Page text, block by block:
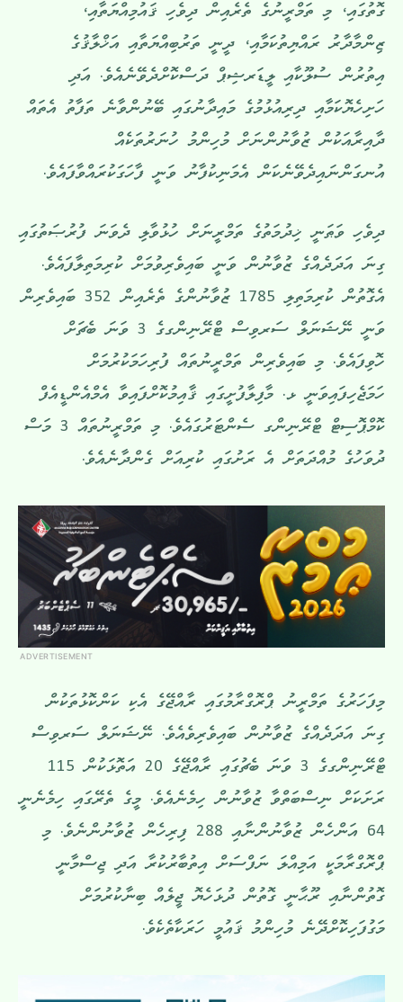
ގޮތުގައި، މި ތަމްރީނުގެ ތެރެއިން ދިވެހި ޤައުމިއްޔަތާއި،
ޒިންމާދާރު ރައްޔިތުކަމާއި، ދީނީ ތަރުބިއްޔަތާއި އަޚްލާޤުގެ
އިތުރުން ސުލޫކާއި ލީޑަރޝިޕް ދަސްކޮށްދެވޭނެއެވެ. އަދި
ހަށިހެޔޮކަމާއި ދިރިއުޅުމުގެ މައިދާނުގައި ބޭނުންވާނެ ތަފާތު އެތައް
ދާއިރާއަކުން ޒުވާނުންނަށް މުހިންމު ހުނަރުތަކެއް
އުނގަންނައިދެވޭނެކަން އެމަނިކުފާނު ވަނީ ފާހަގަކުރައްވާފައެވެ.
ދިވެހި ވަޠަނީ ޚިދުމަތުގެ ތަމްރީނަށް ހުޅުވާލި ދެވަނަ ފުރުޞަތުގައި
ގިނަ އަދަދެއްގެ ޒުވާނުން ވަނީ ބައިވެރިވުމަށް ކުރިމަތިލާފައެވެ.
އެގޮތުން ކުރިމަތިލި 1785 ޒުވާނުންގެ ތެރެއިން 352 ބައިވެރިން
ވަނީ ނޭޝަނަލް ސަރވިސް ޓްރޭނިންގގެ 3 ވަނަ ބެޗަށް
ހޮވިފައެވެ. މި ބައިވެރިން ތަމްރީނުތައް ފުރިހަމަކުރުމަށް
ހަމަޖެހިފައިވަނީ ޅ. މާފިލާފުށީގައި ޤާއިމުކޮށްފައިވާ އެމްއެންޑީއެފް
ކޮމްޕޮސިޓް ޓްރޭނިންގ ސެންޓަރުގައެވެ. މި ތަމްރީނުތައް 3 މަސް
ދުވަހުގެ މުއްދަތަށް އެ ރަށުގައި ކުރިއަށް ގެންދާނެއެވެ.
ADVERTISEMENT
މިފަހަރުގެ ތަމްރީނު ޕްރޮގްރާމުގައި ރާއްޖޭގެ އެކި ކަންކޮޅުތަކުން
ގިނަ އަދަދެއްގެ ޒުވާނުން ބައިވެރިވެއެވެ. ނޭޝަނަލް ސަރވިސް
ޓްރޭނިންގގެ 3 ވަނަ ބެޗުގައި ރާއްޖޭގެ 20 އަތޮޅަކުން 115
ރަށަކަށް ނިސްބަތްވާ ޒުވާނުން ހިމެނެއެވެ. މީގެ ތެރޭގައި ހިމެނެނީ
64 އަންހެން ޒުވާނުންނާއި 288 ފިރިހެން ޒުވާނުންނެވެ. މި
ޕްރޮގްރާމަކީ އަމިއްލަ ނަފްސަށް އިތުބާރުކުރާ އަދި ޖިސްމާނީ
ގޮތުންނާއި ރޫޙާނީ ގޮތުން ދުޅަހެޔޮ ޖީލެއް ބިނާކުރުމަށް
މަގުފަހިކޮށްދޭނެ މުހިންމު ޤައުމީ ހަރަކާތެކެވެ.